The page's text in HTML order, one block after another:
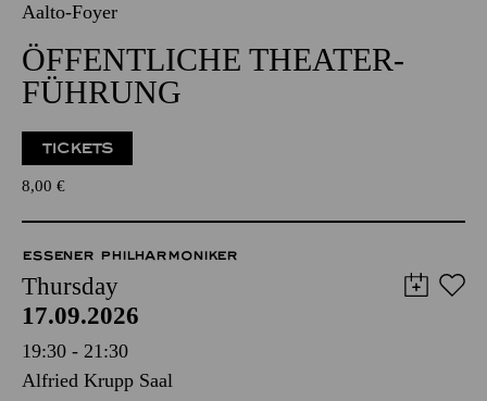
Aalto-Foyer
ÖFFENTLICHE THEATER­
FÜHRUNG
TICKETS
8,00 €
ESSENER PHILHARMONIKER
Thursday
17.09.2026
19:30 - 21:30
Alfried Krupp Saal